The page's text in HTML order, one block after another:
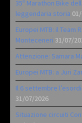
35ª Marathon Bike
leggendaria storia
Europei MTB: il Team
Monteceneri 31/07/
Attenzione: Samara
Europei MTB: a Juri
Il 6 settembre
31/07/2026
Situazione circuiti